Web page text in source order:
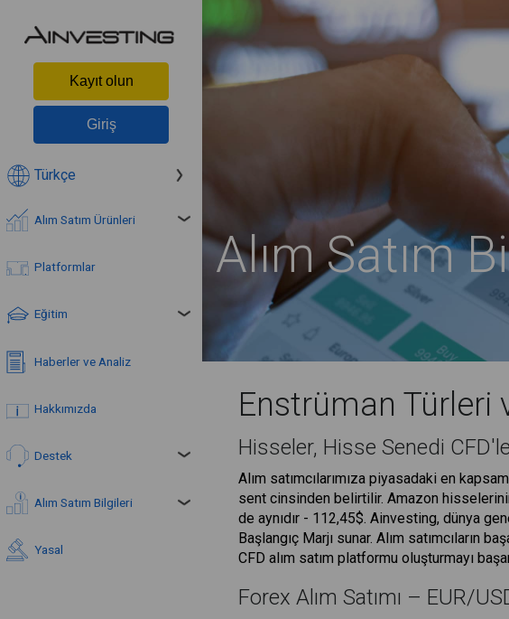
Kayıt olun
Giriş
Türkçe
Alım Satım Ürünleri
Platformlar
Eğitim
Haberler ve Analiz
Hakkımızda
Destek
Alım Satım Bilgileri
Yasal
Alım Satım
Enstrüman Türleri
Hisseler, Hisse Senedi
Alım satımcılarımıza piyasadaki en
sent cinsinden belirtilir. Amazon
de aynıdır - 112,45$. Ainvesting, dünya
Başlangıç Marjı sunar. Alım satımcıların
CFD alım satım platformu oluşturmayı
Forex Alım Satımı – EUR/